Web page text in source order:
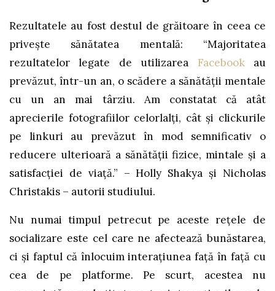
Rezultatele au fost destul de grăitoare în ceea ce
privește sănătatea mentală: “Majoritatea
rezultatelor legate de utilizarea Facebookau
prevăzut, într-un an, o scădere a sănătății mentale
cu un an mai târziu. Am constatat că atât
aprecierile fotografiilor celorlalți, cât și clickurile
pe linkuri au prevăzut în mod semnificativ o
reducere ulterioară a sănătății fizice, mintale și a
satisfacției de viață.” – Holly Shakya și Nicholas
Christakis – autorii studiului.
Nu numai timpul petrecut pe aceste rețele de
socializare este cel care ne afectează bunăstarea,
ci și faptul că înlocuim interațiunea față în față cu
cea de pe platforme. Pe scurt, acestea nu